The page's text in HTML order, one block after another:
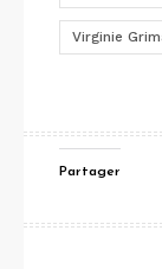
Virginie
Partager